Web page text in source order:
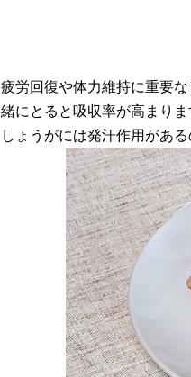
疲労回復や体力維持に重要
緒にとると吸収率が高まり
しょうがには発汗作用があ